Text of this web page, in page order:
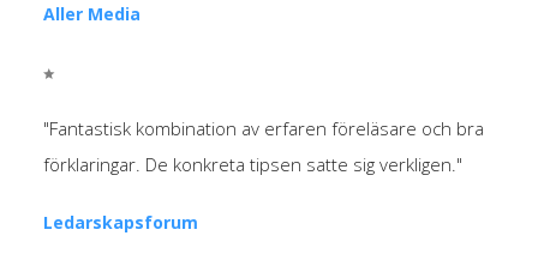
Aller Media
"Fantastisk kombination av erfaren föreläsare och bra
förklaringar. De konkreta tipsen satte sig verkligen."
Ledarskapsforum